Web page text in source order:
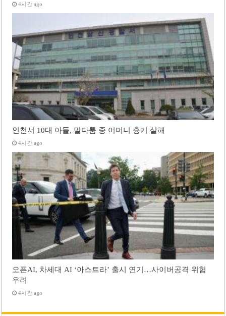
4시간 ago
인천서 10대 아들, 말다툼 중 어머니 흉기 살해
4시간 ago
오픈AI, 차세대 AI ‘아스트라’ 출시 연기…사이버공격 위험
우려
4시간 ago